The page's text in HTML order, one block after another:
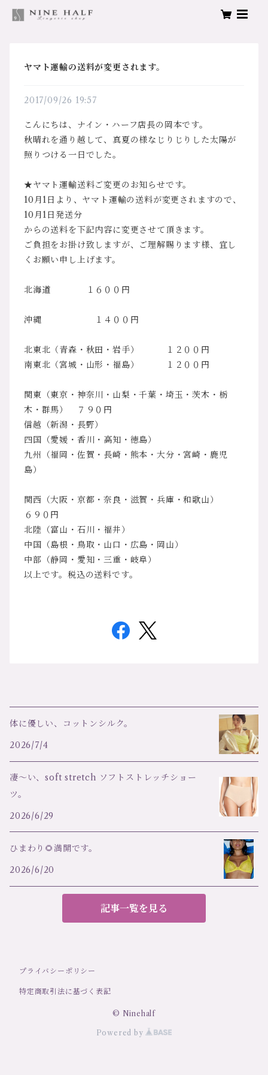
ヤマト運輸の送料が変更されます。
2017/09/26 19:57
こんにちは、ナイン・ハーフ店長の岡本です。
秋晴れを通り越して、真夏の様なじりじりした太陽が
照りつける一日でした。
★ヤマト運輸送料ご変更のお知らせです。
10月1日より、ヤマト運輸の送料が変更されますので、
10月1日発送分
からの送料を下記内容に変更させて頂きます。
ご負担をお掛け致しますが、ご理解賜ります様、宜し
くお願い申し上げます。
北海道 １６００円
沖縄 １４００円
北東北（青森・秋田・岩手） １２００円
南東北（宮城・山形・福島） １２００円
関東（東京・神奈川・山梨・千葉・埼玉・茨木・栃
木・群馬） ７９０円
信越（新潟・長野）
四国（愛媛・香川・高知・徳島）
九州（福岡・佐賀・長崎・熊本・大分・宮崎・鹿児
島）
関西（大阪・京都・奈良・滋賀・兵庫・和歌山）
６９０円
北陸（富山・石川・福井）
中国（島根・鳥取・山口・広島・岡山）
中部（静岡・愛知・三重・岐阜）
以上です。税込の送料です。
体に優しい、コットンシルク。
2026/7/4
凄～い、soft stretch ソフトストレッチショー
ツ。
2026/6/29
ひまわり🌻満開です。
2026/6/20
記事一覧を見る
プライバシーポリシー
特定商取引法に基づく表記
© Ninehalf
Powered by